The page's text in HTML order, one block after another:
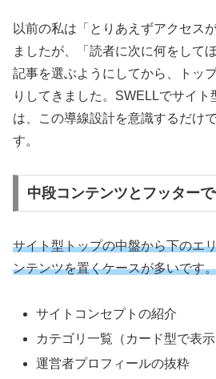
以前の私は「とりあえずアクセス
ましたが、「読者に次に何をして
記事を選ぶようにしてから、トッ
りしてきました。SWELLでサイト
は、この導線設計を意識するだけ
す。
中段コンテンツとフッター
サイト型トップの中盤から下のエ
ンテンツを置くケースが多いです
サイトコンセプトの紹介
カテゴリ一覧（カード型で表示
運営者プロフィールの抜粋